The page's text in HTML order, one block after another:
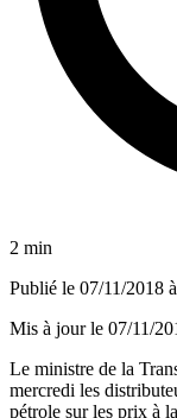
2 min
Publié le 07/11/2018
Mis à jour le 07/11/
Le ministre de la
mercredi les
pétrole sur les prix à